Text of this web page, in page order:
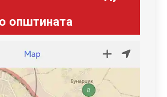
општината